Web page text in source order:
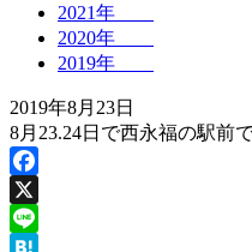
2021年
2020年
2019年
2019年8月23日
8月23.24日で西永福の駅前
Facebook
X
Line